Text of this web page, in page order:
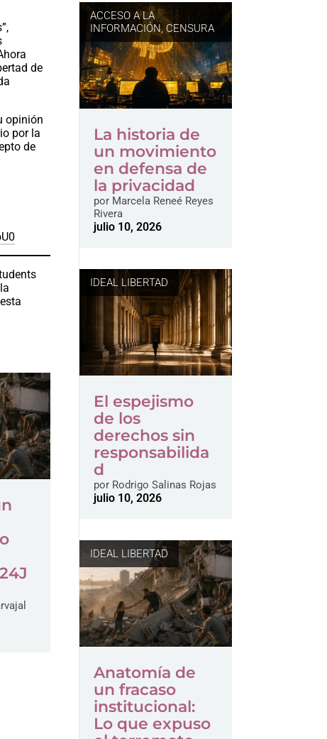
de
opinión
por la
de
ACCESO A LA
INFORMACIÓN, CENSURA
La historia de
un movimiento
en defensa de
la privacidad
porMarcela Reneé Reyes
Rivera
julio 10, 2026
IDEAL LIBERTAD
El espejismo
de los
derechos sin
responsabilida
d
porRodrigo Salinas Rojas
julio 10, 2026
IDEAL LIBERTAD
Anatomía de
un fracaso
institucional:
Lo que expuso